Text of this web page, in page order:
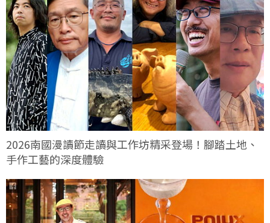
2026南國漫讀節走讀與工作坊精采登場！腳踏土地、
手作工藝的深度體驗